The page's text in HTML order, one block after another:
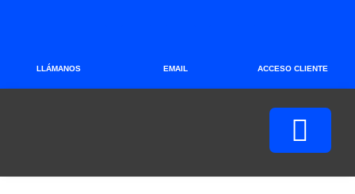
LLÁMANOS EMAIL ACCESO CLIENTE